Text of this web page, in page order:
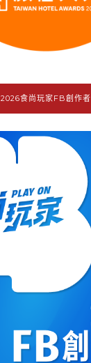
2026食尚玩家FB創作者